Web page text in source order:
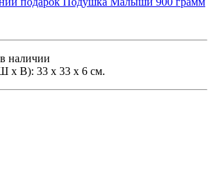
наличии
х В): 33 х 33 х 6 см.